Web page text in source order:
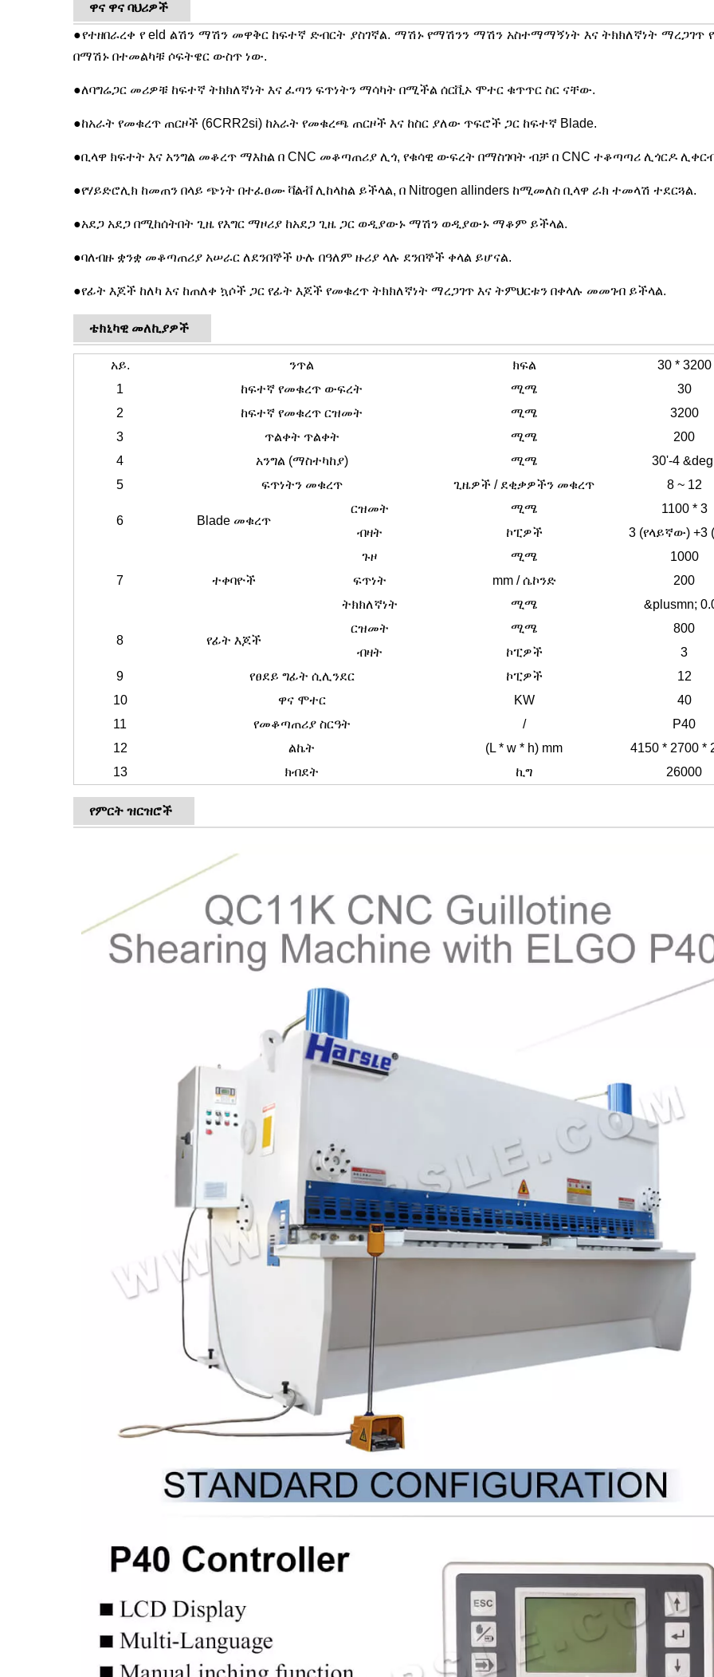
ዋና ዋና ባህሪዎች
●የተዘበራረቀ የ eld ልሽን ማሽን መዋቅር ከፍተኛ ድብርት ያስገኛል. ማሽኑ የማሽንን ማሽን አስተማማኝነት እና ትክክለኛነት
በማሽኑ በተመልካቹ ሶፍትዌር ውስጥ ነው.
●ለባግሬጋር መሪዎቹ ከፍተኛ ትክክለኛነት እና ፈጣን ፍጥነትን ማሳካት በሚችል ሰርቪኦ ሞተር ቁጥጥር ስር ናቸው.
●ከአራት የመቁረጥ ጠርዞች (6CRR2si) ከአራት የመቁረጫ ጠርዞች እና ከስር ያለው ጥፍሮች ጋር ከፍተኛ Blade.
●ቢላዋ ክፍተት እና አንግል መቆረጥ ማእከል በ CNC መቆጣጠሪያ ሊጎ, የቁሳዊ ውፍረት በማስገባት ብቻ በ CNC ተቆጣጣሪ ሊጎርዶ
●የሃይድሮሊክ ከመጠን በላይ ጭነት በተፈፀሙ ቫልቭ ሊከላከል ይችላል, በ Nitrogen allinders ከሚመለስ ቢላዋ ራክ ተመላሽ ተደርጓል.
●አደጋ አደጋ በሚከሰትበት ጊዜ የእግር ማዞሪያ ከአደጋ ጊዜ ጋር ወዲያውኑ ማሽን ወዲያውኑ ማቆም ይችላል.
●ባለብዙ ቋንቋ መቆጣጠሪያ አሠራር ለደንበኞች ሁሉ በዓለም ዙሪያ ላሉ ደንበኞች ቀላል ይሆናል.
●የፊት እጆች ከለካ እና ከጠለቀ ኳሶች ጋር የፊት እጆች የመቁረጥ ትክክለኛነት ማረጋገጥ እና ትምህርቱን በቀላሉ መመገብ ይችላል.
ቴክኒካዊ መለኪያዎች
አይ. ንጥል ክፍል
30 * 3200
1
ከፍተኛ የመቁረጥ ውፍረት ሚሜ
30
2
ከፍተኛ የመቁረጥ ርዝመት ሚሜ
3200
3
ጥልቀት ጥልቀት ሚሜ
200
4
አንግል (ማስተካከያ) ሚሜ
30'-4
5
ፍጥነትን መቁረጥ ጊዜዎች / ደቂቃዎችን መቁረጥ 8 ~ 12
6 Blade መቁረጥ
ርዝመት ሚሜ
1100 * 3
ብዛት
ኮፒዎች 3 (የላይኛው) +3
7 ተቀባዮች
ጉዞ ሚሜ
1000
ፍጥነት
mm / ሴኮንድ
200
ትክክለኛነት
ሚሜ &plusmn;
8 የፊት እጆች
ርዝመት ሚሜ
800
ብዛት
ኮፒዎች
3
9
የፀደይ ግፊት ሲሊንደር ኮፒዎች
12
10
ዋና ሞተር KW
40
11
የመቆጣጠሪያ ስርዓት /
P40
12
ልኬት (L * w * h) mm
4150 * 2700 *
13
ክብደት ኪግ 26000
የምርት ዝርዝሮች